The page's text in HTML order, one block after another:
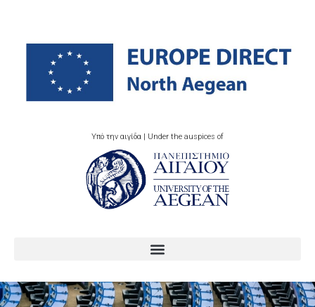
Υπό την αιγίδα | Under the auspices of